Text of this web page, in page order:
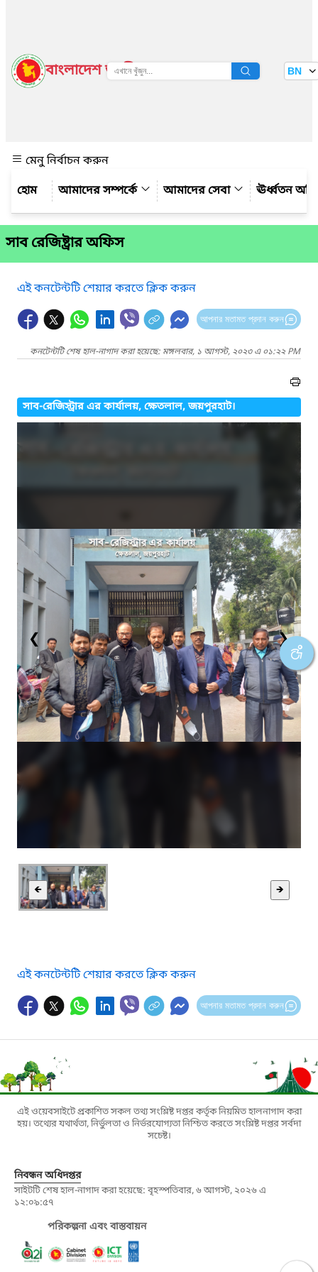
বাংলাদেশ জাতীয় তথ্য বাতায়ন BN
মেনু নির্বাচন করুন
আমাদের সম্পর্কে
আমাদের সেবা ঊর্ধ্বতন
সাব রেজিষ্ট্রার অফিস
এই কনটেন্টটি শেয়ার করতে ক্লিক করুন
আপনার মতামত প্রদান করুন
কনটেন্টটি শেষ হাল-নাগাদ করা হয়েছে: মঙ্গলবার, ১ আগস্ট, ২০২৩ এ ০১:২২ PM
সাব-রেজিস্ট্রার এর কার্যালয়, ক্ষেতলাল, জয়পুরহাট।
❮ ❯
🡸 🡺
এই কনটেন্টটি শেয়ার করতে ক্লিক করুন
আপনার মতামত প্রদান করুন
এই ওয়েবসাইটে প্রকাশিত সকল তথ্য সংশ্লিষ্ট দপ্তর কর্তৃক নিয়মিত হালনাগাদ করা
হয়। তথ্যের যথার্থতা, নির্ভুলতা ও নির্ভরযোগ্যতা নিশ্চিত করতে সংশ্লিষ্ট দপ্তর সর্বদা
সচেষ্ট।
নিবন্ধন অধিদপ্তর
সাইটটি শেষ হাল-নাগাদ করা হয়েছে: বৃহস্পতিবার, ৬ আগস্ট, ২০২৬ এ
১২:০৯:৫৭
পরিকল্পনা এবং বাস্তবায়ন